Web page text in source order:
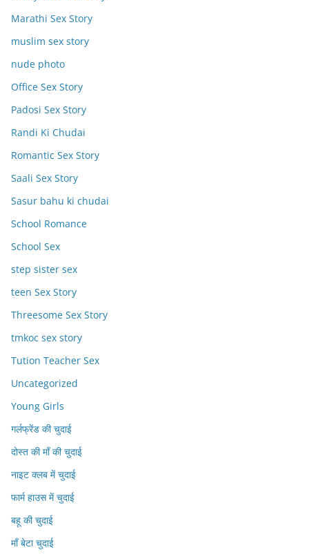
Marathi Sex Story
muslim sex story
nude photo
Office Sex Story
Padosi Sex Story
Randi Ki Chudai
Romantic Sex Story
Saali Sex Story
Sasur bahu ki chudai
School Romance
School Sex
step sister sex
teen Sex Story
Threesome Sex Story
tmkoc sex story
Tution Teacher Sex
Uncategorized
Young Girls
गर्लफ्रेंड की चुदाई
दोस्त की माँ की चुदाई
नाइट क्लब में चुदाई
फार्म हाउस में चुदाई
बहू की चुदाई
माँ बेटा चुदाई